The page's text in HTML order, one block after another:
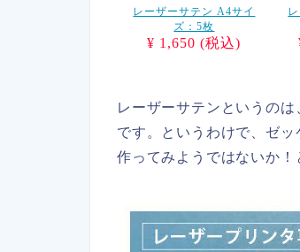
レーザーサテン A4サイ
ズ：5枚
¥ 1,650 (税込)
レーザーサテンというの
です。というわけで、ゼッ
作ってみようではないか！